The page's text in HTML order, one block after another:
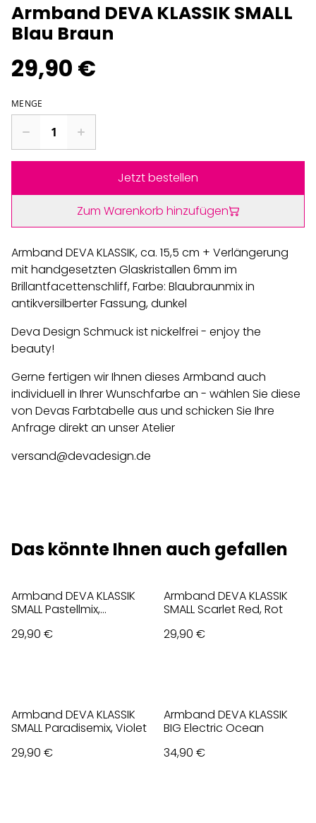
Armband DEVA KLASSIK SMALL
Blau Braun
29,90 €
MENGE
Jetzt bestellen
Zum Warenkorb hinzufügen
Armband DEVA KLASSIK, ca. 15,5 cm + Verlängerung
mit handgesetzten Glaskristallen 6mm im
Brillantfacettenschliff, Farbe: Blaubraunmix in
antikversilberter Fassung, dunkel
Deva Design Schmuck ist nickelfrei - enjoy the
beauty!
Gerne fertigen wir Ihnen dieses Armband auch
individuell in Ihrer Wunschfarbe an - wählen Sie diese
von Devas Farbtabelle aus und schicken Sie Ihre
Anfrage direkt an unser Atelier
versand@devadesign.de
Das könnte Ihnen auch gefallen
Armband DEVA KLASSIK
SMALL Pastellmix,
29,90 €
Armband DEVA KLASSIK
SMALL Scarlet Red, Rot
29,90 €
Armband DEVA KLASSIK
SMALL Paradisemix, Violet
29,90 €
Armband DEVA KLASSIK
BIG Electric Ocean
34,90 €